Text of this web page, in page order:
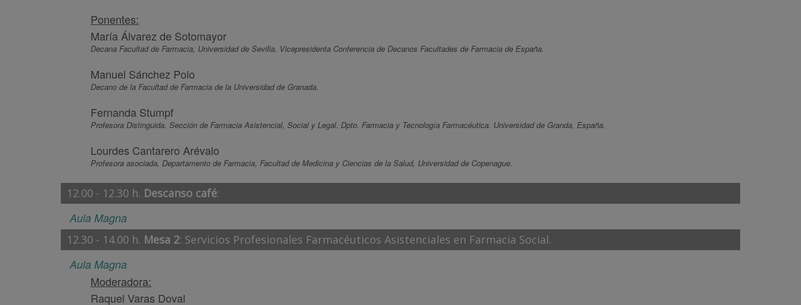
Ponentes:
María Álvarez de Sotomayor
Decana Facultad de Farmacia, Universidad de Sevilla. Vicepresidenta Conferencia de Decanos Facultades de Farmacia de España.
Manuel Sánchez Polo
Decano de la Facultad de Farmacia de la Universidad de Granada.
Fernanda Stumpf
Profesora Distinguida. Sección de Farmacia Asistencial, Social y Legal. Dpto. Farmacia y Tecnología Farmacéutica. Universidad de Granda, España.
Lourdes Cantarero Arévalo
Profesora asociada, Departamento de Farmacia, Facultad de Medicina y Ciencias de la Salud, Universidad de Copenague.
12.00 - 12.30 h. Descanso café:
Aula Magna
12.30 - 14.00 h. Mesa 2: Servicios Profesionales Farmacéuticos Asistenciales en Farmacia Social.
Aula Magna
Moderadora:
Raquel Varas Doval